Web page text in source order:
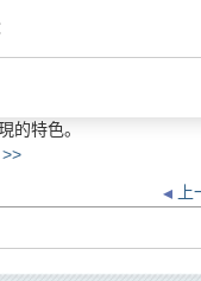
的特色。
上